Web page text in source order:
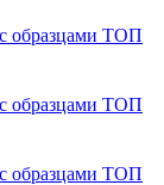
образцами ТОП
образцами ТОП
образцами ТОП